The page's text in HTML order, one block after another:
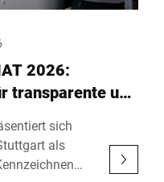
2026:
transparente und
sich
als